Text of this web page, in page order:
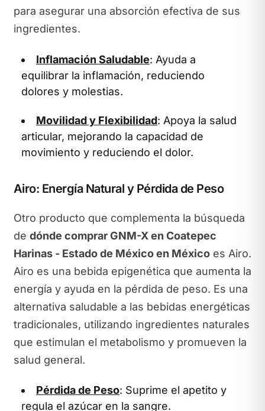
para asegurar una absorción efectiva de sus
ingredientes.
Inflamación Saludable: Ayuda a
equilibrar la inflamación, reduciendo
dolores y molestias.
Movilidad y Flexibilidad: Apoya la salud
articular, mejorando la capacidad de
movimiento y reduciendo el dolor.
Airo: Energía Natural y Pérdida de Peso
Otro producto que complementa la búsqueda
de dónde comprar GNM-X en Coatepec
Harinas - Estado de México en Méxicoes Airo.
Airo es una bebida epigenética que aumenta la
energía y ayuda en la pérdida de peso. Es una
alternativa saludable a las bebidas energéticas
tradicionales, utilizando ingredientes naturales
que estimulan el metabolismo y promueven la
salud general.
Pérdida de Peso: Suprime el apetito y
regula el azúcar en la sangre.